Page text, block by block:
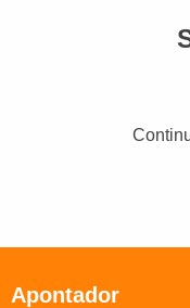
Apontador